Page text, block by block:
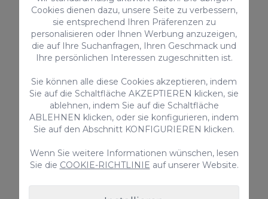
Privater Pool
Ab nur
355,00 €/ Nacht
Ferienunterkünfte
Cookies dienen dazu, unsere Seite zu verbessern,
sie entsprechend Ihren Präferenzen zu
personalisieren oder Ihnen Werbung anzuzeigen,
die auf Ihre Suchanfragen, Ihren Geschmack und
Ihre persönlichen Interessen zugeschnitten ist.
Sie können alle diese Cookies akzeptieren, indem
Sie auf die Schaltfläche AKZEPTIEREN klicken, sie
ablehnen, indem Sie auf die Schaltfläche
ABLEHNEN klicken, oder sie konfigurieren, indem
Sie auf den Abschnitt KONFIGURIEREN klicken.
Wenn Sie weitere Informationen wünschen, lesen
Sie die COOKIE-RICHTLINIE auf unserer Website.